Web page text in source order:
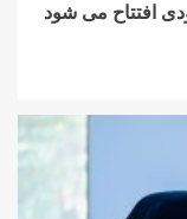
افتتاح می شود